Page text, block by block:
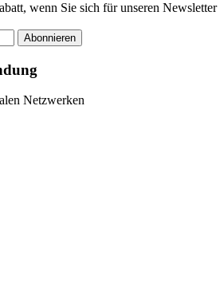
wenn Sie sich für unseren Newsletter
Abonnieren
Netzwerken